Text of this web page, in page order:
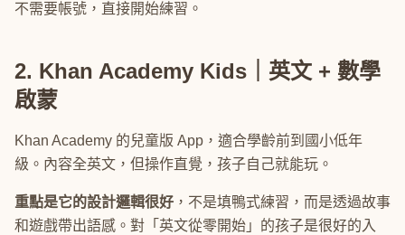
不需要帳號，直接開始練習。
2. Khan Academy Kids｜英文 + 數學
啟蒙
Khan Academy 的兒童版 App，適合學齡前到國小低年
級。內容全英文，但操作直覺，孩子自己就能玩。
重點是它的設計邏輯很好 ，不是填鴨式練習，而是透過故事
和遊戲帶出語感。對「英文從零開始」的孩子是很好的入